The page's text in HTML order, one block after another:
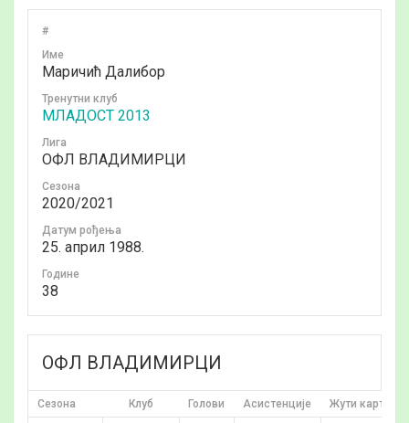
#
Име
Маричић Далибор
Тренутни клуб
МЛАДОСТ 2013
Лига
ОФЛ ВЛАДИМИРЦИ
Сезона
2020/2021
Датум рођења
25. април 1988.
Годинe
38
ОФЛ ВЛАДИМИРЦИ
Сезона Клуб Голови Асистенције Жути картони